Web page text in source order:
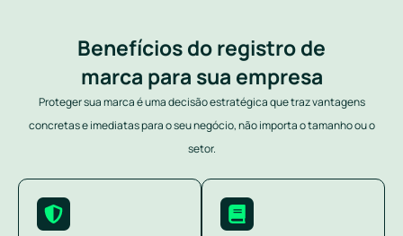
Benefícios do registro de
marca para sua empresa
Proteger sua marca é uma decisão estratégica que traz vantagens
concretas e imediatas para o seu negócio, não importa o tamanho ou o
setor.